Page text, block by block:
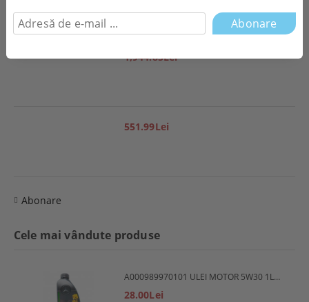
1,944.85Lei
551.99Lei
Abonare
Cele mai vândute produse
A000989970101 ULEI MOTOR 5W30 1L MERCEDES
28.00Lei